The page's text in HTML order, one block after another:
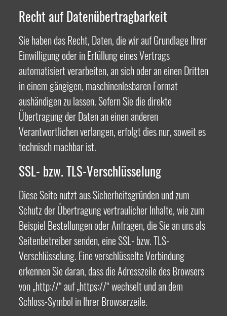
Recht auf Daten­übertrag­barkeit
Sie haben das Recht, Daten, die wir auf Grundlage Ihrer
Einwilligung oder in Erfüllung eines Vertrags
automatisiert verarbeiten, an sich oder an einen Dritten
in einem gängigen, maschinenlesbaren Format
aushändigen zu lassen. Sofern Sie die direkte
Übertragung der Daten an einen anderen
Verantwortlichen verlangen, erfolgt dies nur, soweit es
technisch machbar ist.
SSL- bzw. TLS-Verschlüsselung
Diese Seite nutzt aus Sicherheitsgründen und zum
Schutz der Übertragung vertraulicher Inhalte, wie zum
Beispiel Bestellungen oder Anfragen, die Sie an uns als
Seitenbetreiber senden, eine SSL- bzw. TLS-
Verschlüsselung. Eine verschlüsselte Verbindung
erkennen Sie daran, dass die Adresszeile des Browsers
von „http://“ auf „https://“ wechselt und an dem
Schloss-Symbol in Ihrer Browserzeile.